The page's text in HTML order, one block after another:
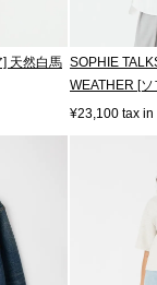
天然白馬 SOPHIE
WEATHER [
トザウェザー]
¥23,100 tax in